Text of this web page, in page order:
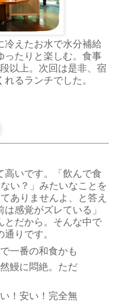
冷えたお水で水分補給
ったりと楽しむ。食事
以上。次回は是非、宿
るランチでした。
高いです。「飲んで食
い？」みたいなことを
ありませんよ、と答え
感覚がズレている」
とだから。そんな中で
りです。
一番の和食かも
鰻に悶絶。ただ
安い！完全無